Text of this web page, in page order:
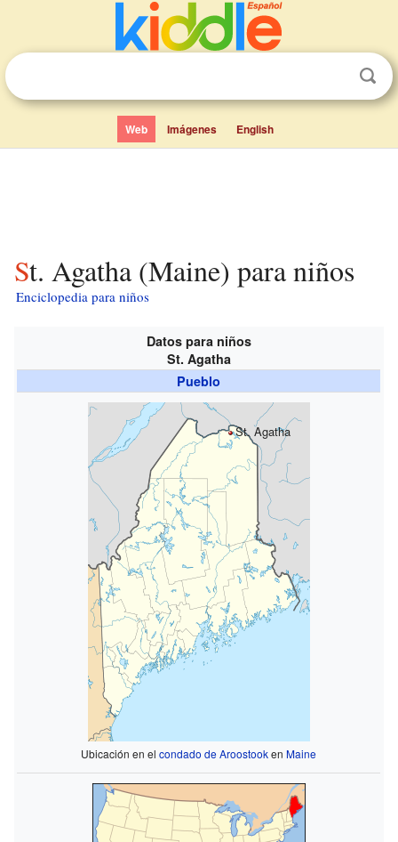
Web Imágenes English
St. Agatha (Maine) para niños
Enciclopedia para niños
Datos para niños
St. Agatha
Pueblo
St. Agatha
Ubicación en elcondado de AroostookenMaine